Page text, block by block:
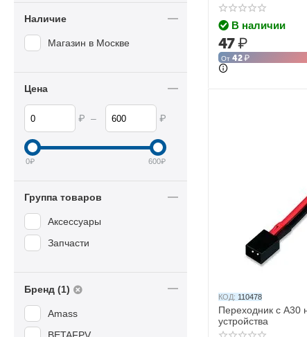
В наличии
47₽
От 42 ₽
КОД: 110478
Переходник с A30
устройства
Наличие
Магазин в Москве
Цена
₽ – ₽
0₽ 600₽
Группа товаров
Аксессуары
Запчасти
Бренд (1)
Amass